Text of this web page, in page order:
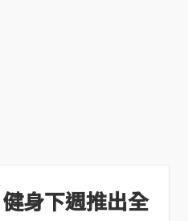
身下週推出全